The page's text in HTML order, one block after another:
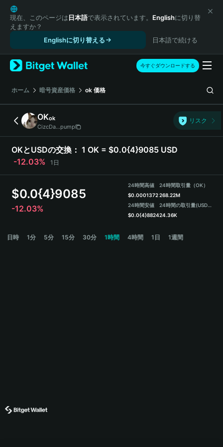
English
日本語
Tiếng Việt
Español (Latinoamérica)
Türkçe
Français
Deutsch
简体中文
繁體中文
Português (Portugal)
Bahasa Indonesia
ภาษาไทย
हिन्दी
Español
Português (Brasil)
現在、このページは日本語で表示されています。 Englishに切り替
えますか？
Englishに切り替える
日本語で続ける
今すぐダウンロードする
ホーム 暗号資産価格 ok 価格
OKok
CizcDa...pump
リスク
OKとUSDの交換： 1 OK = $0.0{4}9085 USD
-12.03%
1日
$0.0{4}9085
-12.03%
24時間高値
$0.0001372
24時間安値
$0.0{4}8824
24時間取引量（OK）
268.22M
24時間の取引量(USDT)
24.36K
日時 1分 5分 15分 30分 1時間 4時間 1日 1週間